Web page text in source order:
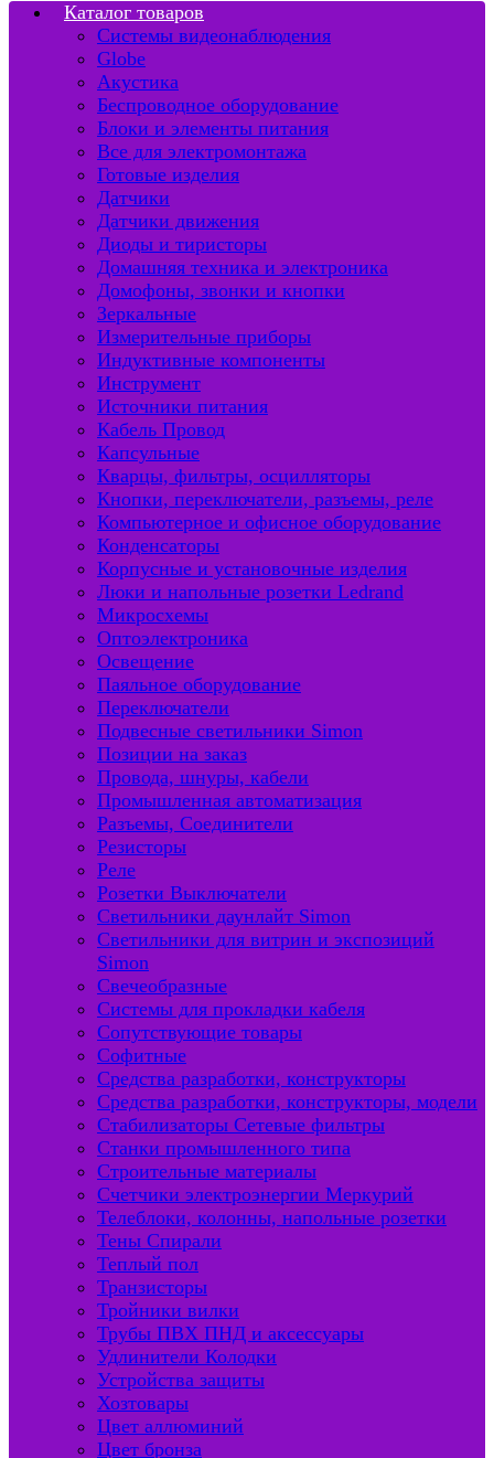
Каталог товаров
Системы видеонаблюдения
Globe
Акустика
Беспроводное оборудование
Блоки и элементы питания
Все для электромонтажа
Готовые изделия
Датчики
Датчики движения
Диоды и тиристоры
Домашняя техника и электроника
Домофоны, звонки и кнопки
Зеркальные
Измерительные приборы
Индуктивные компоненты
Инструмент
Источники питания
Кабель Провод
Капсульные
Кварцы, фильтры, осцилляторы
Кнопки, переключатели, разъемы, реле
Компьютерное и офисное оборудование
Конденсаторы
Корпусные и установочные изделия
Люки и напольные розетки Ledrand
Микросхемы
Оптоэлектроника
Освещение
Паяльное оборудование
Переключатели
Подвесные светильники Simon
Позиции на заказ
Провода, шнуры, кабели
Промышленная автоматизация
Разъемы, Соединители
Резисторы
Реле
Розетки Выключатели
Светильники даунлайт Simon
Светильники для витрин и экспозиций
Simon
Свечеобразные
Системы для прокладки кабеля
Сопутствующие товары
Софитные
Средства разработки, конструкторы
Средства разработки, конструкторы, модели
Стабилизаторы Сетевые фильтры
Станки промышленного типа
Строительные материалы
Счетчики электроэнергии Меркурий
Телеблоки, колонны, напольные розетки
Тены Спирали
Теплый пол
Транзисторы
Тройники вилки
Трубы ПВХ ПНД и аксессуары
Удлинители Колодки
Устройства защиты
Хозтовары
Цвет аллюминий
Цвет бронза